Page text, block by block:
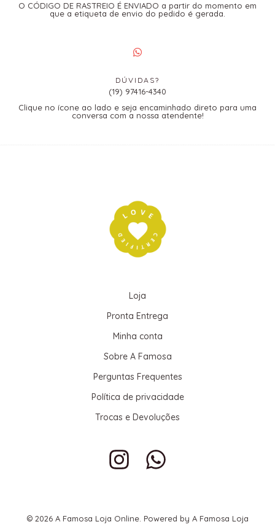
O CÓDIGO DE RASTREIO É ENVIADO a partir do momento em
que a etiqueta de envio do pedido é gerada.
DÚVIDAS?
(19) 97416-4340
Clique no ícone ao lado e seja encaminhado direto para uma
conversa com a nossa atendente!
Loja
Pronta Entrega
Minha conta
Sobre A Famosa
Perguntas Frequentes
Política de privacidade
Trocas e Devoluções
© 2026 A Famosa Loja Online. Powered by A Famosa Loja